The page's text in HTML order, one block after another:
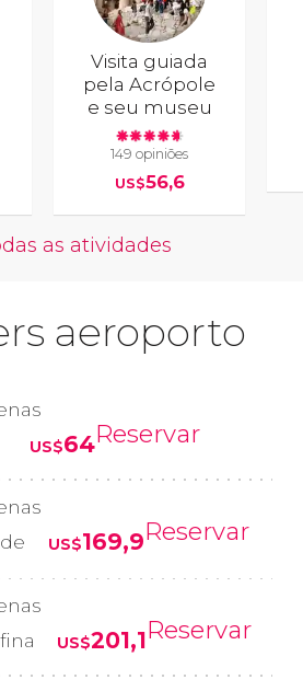
Visita guiada
pela Acrópole
e seu museu
149 opiniões
US$56,6
as atividades
aeroporto
US$64Reservar
US$169,9Reservar
US$201,1Reservar